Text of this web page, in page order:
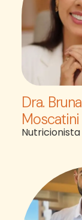
Dra. Bruna
Moscatini
Nutricionista